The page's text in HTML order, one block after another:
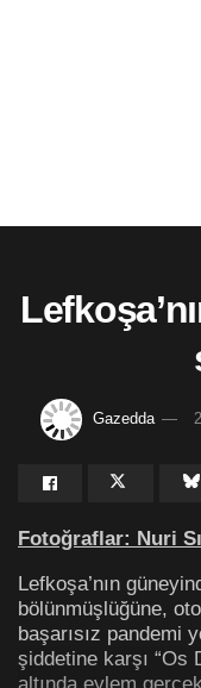
Gazedda
Fotoğraflar: Nuri
Lefkoşa’nın
bölünmüşlüğüne,
başarısız pandemi
şiddetine karşı “Os